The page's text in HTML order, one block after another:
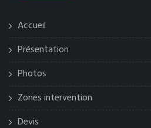
Accueil
Présentation
Photos
Zones intervention
Devis